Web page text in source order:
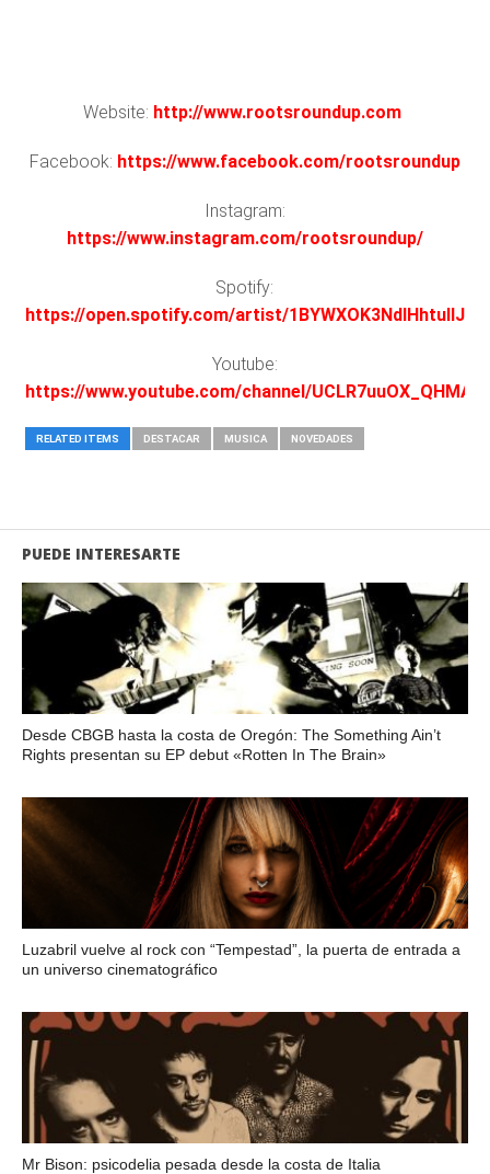
Website: http://www.rootsroundup.com
Facebook: https://www.facebook.com/rootsroundup
Instagram:
https://www.instagram.com/rootsroundup/
Spotify:
https://open.spotify.com/artist/
Youtube:
https://www.youtube.com/channel/
RELATED ITEMS DESTACAR MUSICA NOVEDADES
PUEDE INTERESARTE
Desde CBGB hasta la costa de Oregón: The Something Ain’t
Rights presentan su EP debut «Rotten In The Brain»
Luzabril vuelve al rock con “Tempestad”, la puerta de entrada a
un universo cinematográfico
Mr Bison: psicodelia pesada desde la costa de Italia